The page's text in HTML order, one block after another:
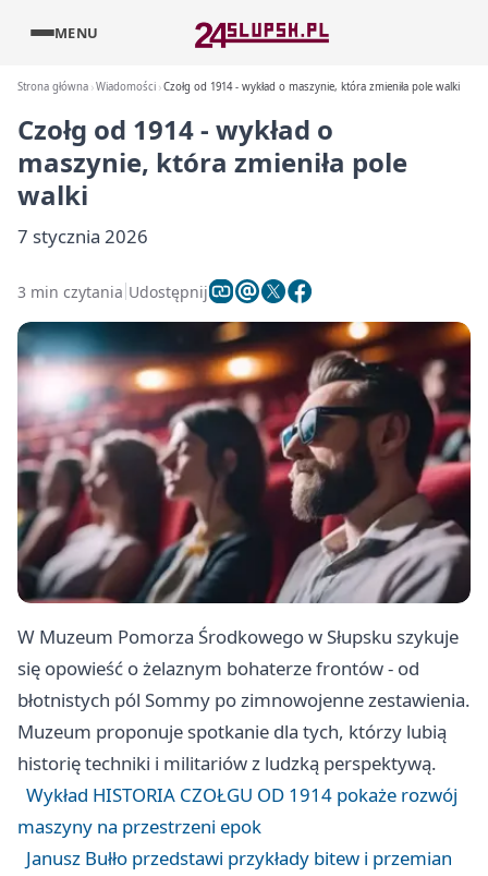
MENU
Strona główna Wiadomości Czołg od 1914 - wykład o maszynie, która zmieniła pole walki
Czołg od 1914 - wykład o
maszynie, która zmieniła pole
walki
7 stycznia 2026
3 min czytania Udostępnij
W Muzeum Pomorza Środkowego w Słupsku szykuje
się opowieść o żelaznym bohaterze frontów - od
błotnistych pól Sommy po zimnowojenne zestawienia.
Muzeum proponuje spotkanie dla tych, którzy lubią
historię techniki i militariów z ludzką perspektywą.
Wykład HISTORIA CZOŁGU OD 1914 pokaże rozwój
maszyny na przestrzeni epok
Janusz Bułło przedstawi przykłady bitew i przemian